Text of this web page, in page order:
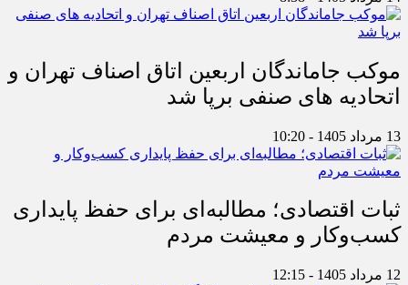
موکب جاماندگان اربعین اتاق اصناف تهران و
اتحادیه های صنفی برپا شد
13 مرداد 1405 - 10:20
ثبات اقتصادی؛ مطالبه‌ای برای حفظ پایداری
کسب‌وکار و معیشت مردم
12 مرداد 1405 - 12:15